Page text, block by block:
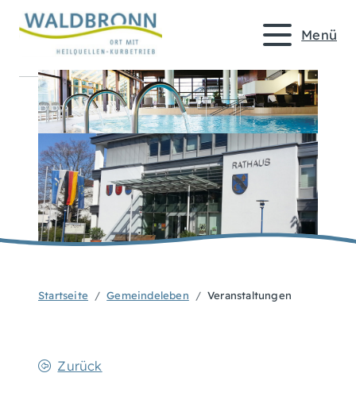
Menü
Startseite Gemeindeleben Veranstaltungen
Zurück